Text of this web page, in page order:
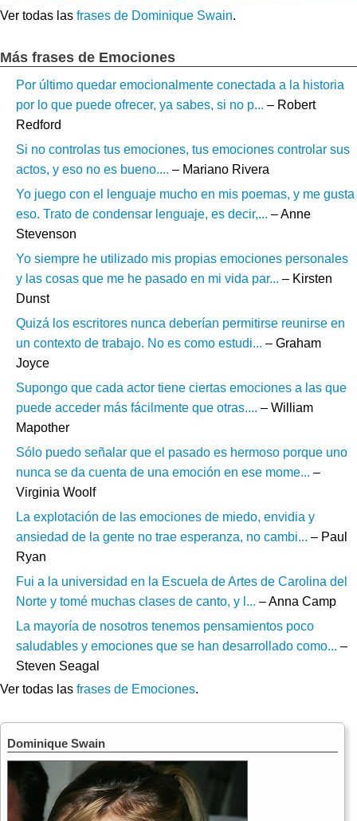
Ver todas las frases de Dominique Swain.
Más frases de Emociones
Por último quedar emocionalmente conectada a la historia
por lo que puede ofrecer, ya sabes, si no p... – Robert
Redford
Si no controlas tus emociones, tus emociones controlar sus
actos, y eso no es bueno.... – Mariano Rivera
Yo juego con el lenguaje mucho en mis poemas, y me gusta
eso. Trato de condensar lenguaje, es decir,... – Anne
Stevenson
Yo siempre he utilizado mis propias emociones personales
y las cosas que me he pasado en mi vida par... – Kirsten
Dunst
Quizá los escritores nunca deberían permitirse reunirse en
un contexto de trabajo. No es como estudi... – Graham
Joyce
Supongo que cada actor tiene ciertas emociones a las que
puede acceder más fácilmente que otras.... – William
Mapother
Sólo puedo señalar que el pasado es hermoso porque uno
nunca se da cuenta de una emoción en ese mome... –
Virginia Woolf
La explotación de las emociones de miedo, envidia y
ansiedad de la gente no trae esperanza, no cambi... – Paul
Ryan
Fui a la universidad en la Escuela de Artes de Carolina del
Norte y tomé muchas clases de canto, y l... – Anna Camp
La mayoría de nosotros tenemos pensamientos poco
saludables y emociones que se han desarrollado como... –
Steven Seagal
Ver todas las frases de Emociones.
Dominique Swain